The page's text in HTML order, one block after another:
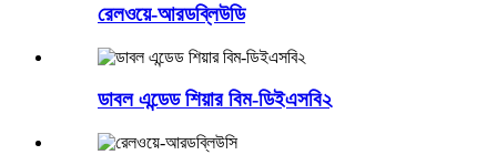
রেলওয়ে-আরডব্লিউডি
ডাবল এন্ডেড শিয়ার বিম-ডিইএসবি২